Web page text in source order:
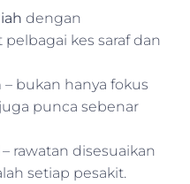
dengan
kes saraf dan
– bukan hanya fokus
punca sebenar
– rawatan disesuaikan
setiap pesakit.